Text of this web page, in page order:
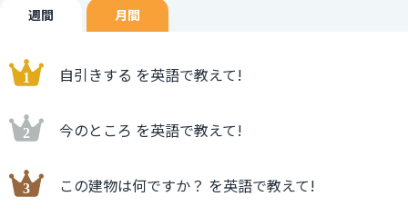
週間 月間
自引きする を英語で教えて!
今のところ を英語で教えて!
この建物は何ですか？ を英語で教えて!